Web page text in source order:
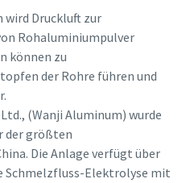
Druckluft zur
Rohaluminiumpulver
können zu
der Rohre führen und
(Wanji Aluminum) wurde
der größten
Die Anlage verfügt über
Schmelzfluss-Elektrolyse mit